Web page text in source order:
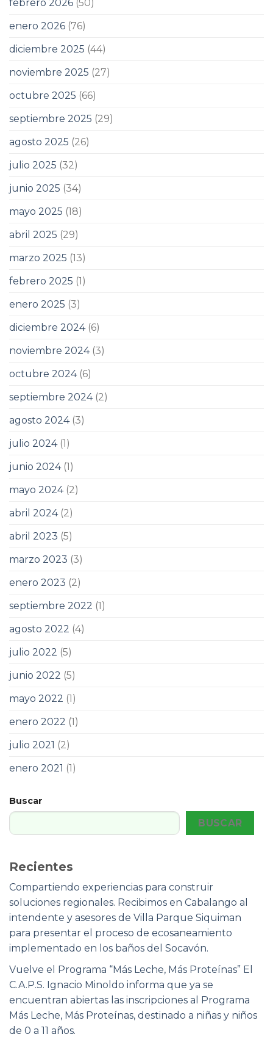
febrero 2026 (50)
enero 2026 (76)
diciembre 2025 (44)
noviembre 2025 (27)
octubre 2025 (66)
septiembre 2025 (29)
agosto 2025 (26)
julio 2025 (32)
junio 2025 (34)
mayo 2025 (18)
abril 2025 (29)
marzo 2025 (13)
febrero 2025 (1)
enero 2025 (3)
diciembre 2024(6)
noviembre 2024(3)
octubre 2024(6)
septiembre 2024(2)
agosto 2024(3)
julio 2024(1)
junio 2024(1)
mayo 2024(2)
abril 2024(2)
abril 2023 (5)
marzo 2023 (3)
enero 2023 (2)
septiembre 2022 (1)
agosto 2022 (4)
julio 2022 (5)
junio 2022 (5)
mayo 2022 (1)
enero 2022 (1)
julio 2021 (2)
enero 2021 (1)
Buscar
BUSCAR
Recientes
Compartiendo experiencias para construir
soluciones regionales. Recibimos en Cabalango al
intendente y asesores de Villa Parque Siquiman
para presentar el proceso de ecosaneamiento
implementado en los baños del Socavón.
Vuelve el Programa “Más Leche, Más Proteínas” El
C.A.P.S. Ignacio Minoldo informa que ya se
encuentran abiertas las inscripciones al Programa
Más Leche, Más Proteínas, destinado a niñas y niños
de 0 a 11 años.